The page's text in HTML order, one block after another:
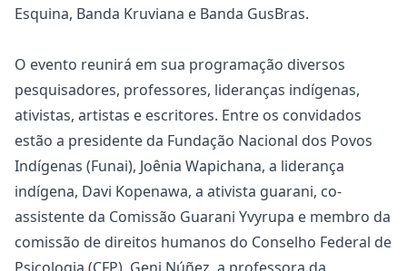
Esquina, Banda Kruviana e Banda GusBras.
O evento reunirá em sua programação diversos
pesquisadores, professores, lideranças indígenas,
ativistas, artistas e escritores. Entre os convidados
estão a presidente da Fundação Nacional dos Povos
Indígenas (Funai), Joênia Wapichana, a liderança
indígena, Davi Kopenawa, a ativista guarani, co-
assistente da Comissão Guarani Yvyrupa e membro da
comissão de direitos humanos do Conselho Federal de